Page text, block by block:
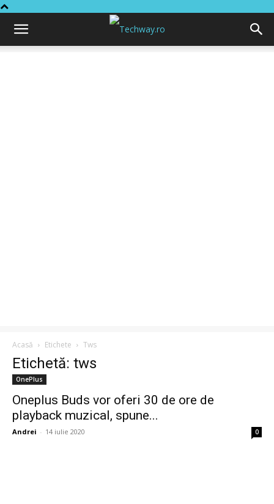
Acasă Etichete Tws
Etichetă: tws
OnePlus
Oneplus Buds vor oferi 30 de ore de
playback muzical, spune...
Andrei - 14 iulie 2020 0